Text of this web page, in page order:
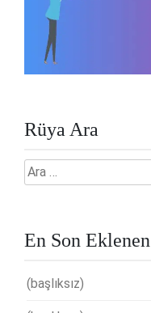
Rüya Ara
Arama:
En Son
(başlıksız)